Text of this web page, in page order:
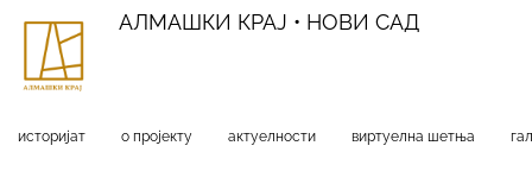
АЛМАШКИ КРАЈ • НОВИ САД
историјат о пројекту актуелности виртуелна шетња